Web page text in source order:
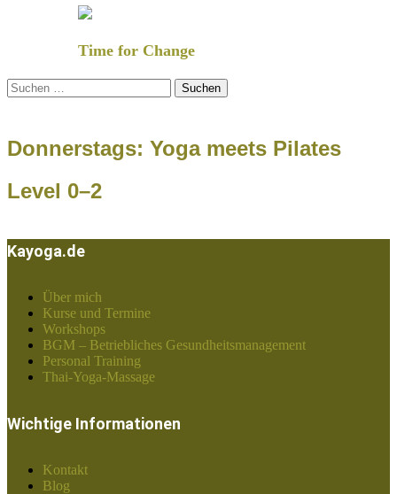
Time for Change
Suchen
nach:
Donnerstags: Yoga meets Pilates
Level 0–2
Kayoga.de
Über mich
Kurse und Termine
Workshops
BGM – Betriebliches Gesundheitsmanagement
Personal Training
Thai-Yoga-Massage
Wichtige Informationen
Kontakt
Blog